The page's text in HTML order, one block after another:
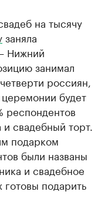
на тысячу
заняла
Нижний
занимал
россиян,
будет
респондентов
свадебный торт.
подарком
были названы
и свадебное
подарить